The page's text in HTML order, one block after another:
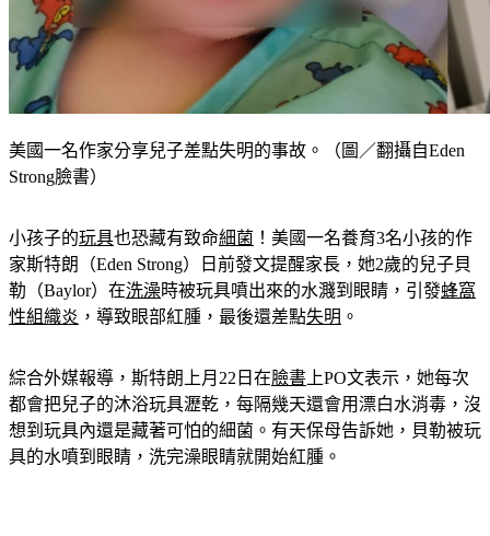
美國一名作家分享兒子差點失明的事故。（圖／翻攝自Eden
Strong臉書）
小孩子的玩具也恐藏有致命細菌 ！美國一名養育3名小孩的作
家斯特朗（Eden Strong）日前發文提醒家長，她2歲的兒子貝
勒（Baylor）在洗澡時被玩具噴出來的水濺到眼睛，引發蜂窩
性組織炎 ，導致眼部紅腫，最後還差點失明 。
綜合外媒報導，斯特朗上月22日在臉書 上PO文表示，她每次
都會把兒子的沐浴玩具瀝乾，每隔幾天還會用漂白水消毒，沒
想到玩具內還是藏著可怕的細菌。有天保母告訴她，貝勒被玩
具的水噴到眼睛，洗完澡眼睛就開始紅腫。